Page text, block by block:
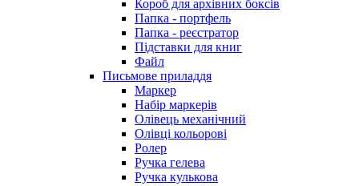
Короб для архівних боксів
Папка - портфель
Папка - реєстратор
Підставки для книг
Файл
Письмове приладдя
Маркер
Набір маркерів
Олівець механічний
Олівці кольорові
Ролер
Ручка гелева
Ручка кулькова